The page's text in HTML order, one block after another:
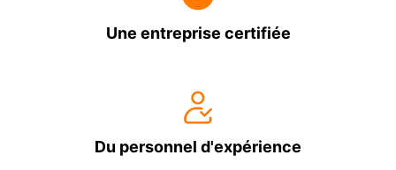
Une entreprise certifiée
Du personnel d'expérience